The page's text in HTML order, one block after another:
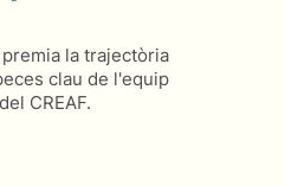
la trajectòria
clau de l'equip
CREAF.